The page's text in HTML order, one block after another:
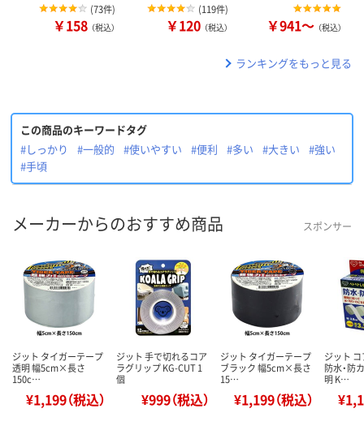
(73件)
￥158 （税込）
(119件)
￥120 （税込） ￥941～ （税込）
ランキングをもっと見る
この商品のキーワードタグ
#しっかり
#一般的 #使いやすい #便利 #多い #大きい
#強い
#手頃
メーカーからのおすすめ商品 スポンサー
ジット タイガーテープ
透明 幅5cm×長さ
150c…
¥1,199（税込）
ジット 手で切れるコア
ラグリップ KG-CUT 1
個
¥999（税込）
ジット タイガーテープ
ブラック 幅5cm×長さ
15…
¥1,199（税込）
ジット
防水・防
明 K…